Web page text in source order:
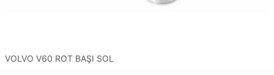
VOLVO V60 ROT BAŞI SOL